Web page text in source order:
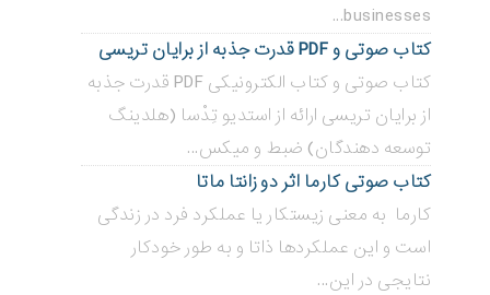
businesses...
کتاب صوتی و PDF قدرت جذبه از برایان تریسی
کتاب صوتی و کتاب الکترونیکی PDF قدرت جذبه
از برایان تریسی ارائه از استدیو تِدْسا (هلدینگ
توسعه دهندگان) ضبط و میکس...
کتاب صوتی کارما اثر دو زانتا ماتا
کارما به معنی زیستکار یا عملکرد فرد در زندگی
است و این عملکردها ذاتا و به طور خودکار
نتایجی در این...